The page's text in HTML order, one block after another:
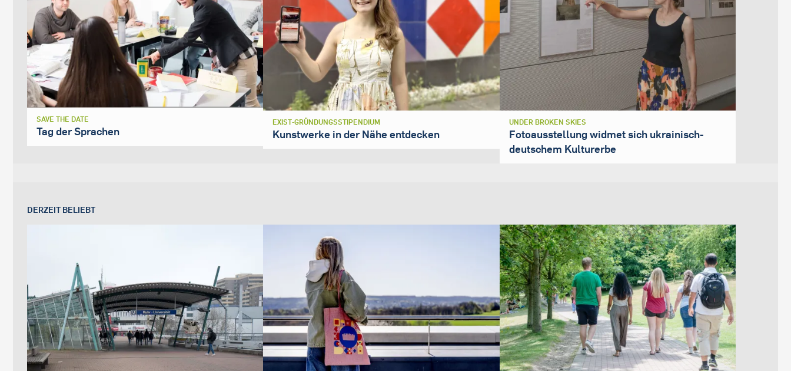
SAVE THE DATE
Tag der Sprachen
EXIST-GRÜNDUNGSSTIPENDIUM
Kunstwerke in der Nähe entdecken
UNDER BROKEN SKIES
Fotoausstellung widmet sich ukrainisch-
deutschem Kulturerbe
DERZEIT BELIEBT